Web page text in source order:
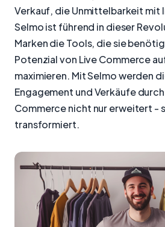
Verkauf, die Unmittelbarkeit
Selmo ist führend in dieser
Marken die Tools, die sie
Potenzial von Live Commerce
maximieren. Mit Selmo werden
Engagement und Verkäufe
Commerce nicht nur erweitert -
transformiert.